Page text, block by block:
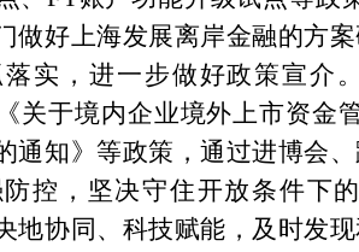
做好上海发展离岸金融的方案
实，进一步做好政策宣介。
关于境内企业境外上市资金
通知》等政策，通过进博会
控，坚决守住开放条件下
地协同、科技赋能，及时发